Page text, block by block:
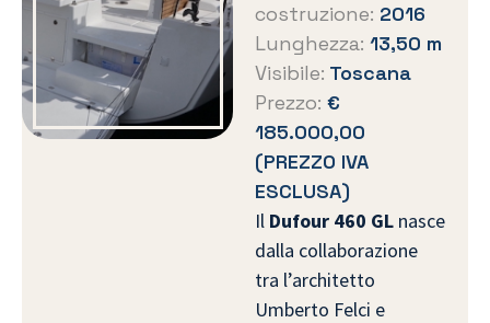
costruzione: 2016
Lunghezza: 13,50 m
Visibile: Toscana
Prezzo: €
185.000,00
(PREZZO IVA
ESCLUSA)
Il Dufour 460 GL nasce
dalla collaborazione
tra l’architetto
Umberto Felci e